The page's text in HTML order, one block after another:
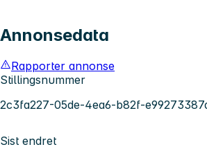
Annonsedata
Rapporter annonse
Stillingsnummer
2c3fa227-05de-4ea6-b82f-
Sist endret